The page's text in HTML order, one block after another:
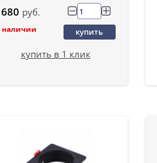
руб.
наличии купить
купить в 1 клик